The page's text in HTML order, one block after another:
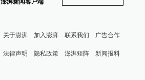
澎湃新闻客户端
关于澎湃 加入澎湃 联系我们 广告合作
法律声明 隐私政策 澎湃矩阵 新闻报料